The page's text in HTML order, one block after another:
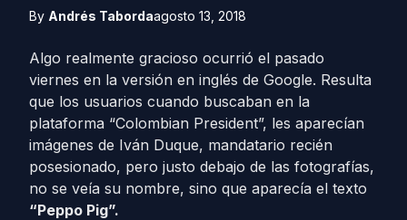
By Andrés Tabordaagosto 13, 2018
Algo realmente gracioso ocurrió el pasado
viernes en la versión en inglés de Google. Resulta
que los usuarios cuando buscaban en la
plataforma “Colombian President”, les aparecían
imágenes de Iván Duque, mandatario recién
posesionado, pero justo debajo de las fotografías,
no se veía su nombre, sino que aparecía el texto
“Peppo Pig”.